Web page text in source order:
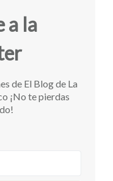
a la
de El Blog de La
¡No te pierdas